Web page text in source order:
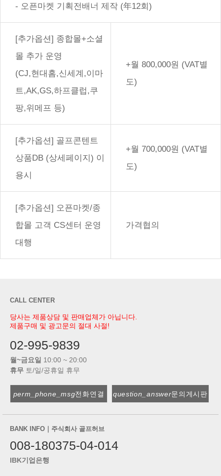
- 오픈마켓 기획전배너 제작 (年12회)
[추가옵션] 종합몰+소셜
몰 추가 운영
(CJ,현대홈,신세계,이마
트,AK,GS,하프클럽,쿠
팡,위메프 등)
+월 800,000원 (VAT별
도)
[추가옵션] 골프콘텐트
상품DB (상세페이지) 이
용시
+월 700,000원 (VAT별
도)
[추가옵션] 오픈마켓/종
합몰 고객 CS센터 운영
대행
가격협의
CALL CENTER
당사는 제품상담 및 판매업체가 아닙니다.
제품구매 및 광고문의 절대 사절!
02-995-9839
월~금요일 10:00 ~ 20:00
휴무 토/일/공휴일 휴무
perm_phone_msg전화연결 question_answer문의게시판
BANK INFO｜주식회사 골프허브
008-180375-04-014
IBK기업은행